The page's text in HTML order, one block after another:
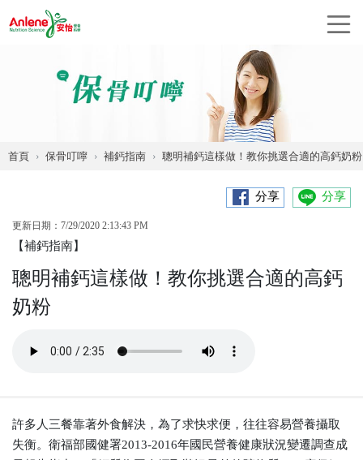
首頁 保骨叮嚀 補鈣指南 聰明補鈣這樣做！教你挑選合適的高鈣奶粉
分享 分享
更新日期：7/29/2020 2:13:43 PM
【補鈣指南】
聰明補鈣這樣做！教你挑選合適的高鈣
奶粉
許多人三餐靠著外食解決，為了求快求便，往往容易營養攝取
失衡。衛福部國健署2013-2016年國民營養健康狀況變遷調查成